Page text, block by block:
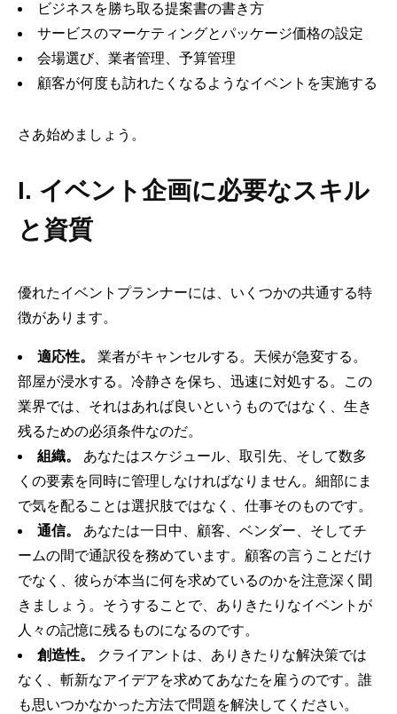
ビジネスを勝ち取る提案書の書き方
サービスのマーケティングとパッケージ価格の設定
会場選び、業者管理、予算管理
顧客が何度も訪れたくなるようなイベントを実施する
さあ始めましょう。
I. イベント企画に必要なスキル
と資質
優れたイベントプランナーには、いくつかの共通する特
徴があります。
適応性。
業者がキャンセルする。天候が急変する。
部屋が浸水する。冷静さを保ち、迅速に対処する。この
業界では、それはあれば良いというものではなく、生き
残るための必須条件なのだ。
組織。
あなたはスケジュール、取引先、そして数多
くの要素を同時に管理しなければなりません。細部にま
で気を配ることは選択肢ではなく、仕事そのものです。
通信。
あなたは一日中、顧客、ベンダー、そしてチ
ームの間で通訳役を務めています。顧客の言うことだけ
でなく、彼らが本当に何を求めているのかを注意深く聞
きましょう。そうすることで、ありきたりなイベントが
人々の記憶に残るものになるのです。
創造性。
クライアントは、ありきたりな解決策では
なく、斬新なアイデアを求めてあなたを雇うのです。誰
も思いつかなかった方法で問題を解決してください。